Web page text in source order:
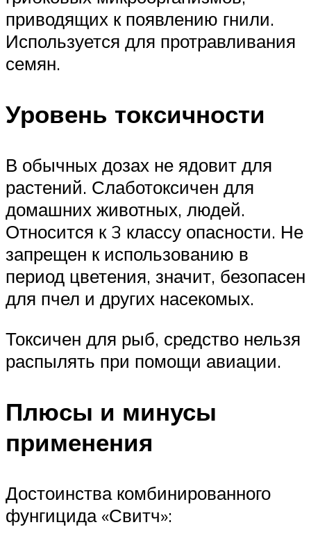
приводящих к появлению гнили.
Используется для протравливания
семян.
Уровень токсичности
В обычных дозах не ядовит для
растений. Слаботоксичен для
домашних животных, людей.
Относится к 3 классу опасности. Не
запрещен к использованию в
период цветения, значит, безопасен
для пчел и других насекомых.
Токсичен для рыб, средство нельзя
распылять при помощи авиации.
Плюсы и минусы
применения
Достоинства комбинированного
фунгицида «Свитч»: